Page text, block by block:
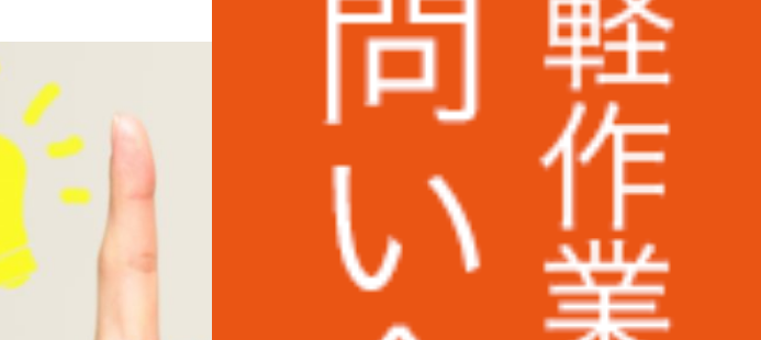
AuB株式会社様
株式会社パトライト様
株式会社二木ゴルフ様
野村不動産パートナーズ株式会社様